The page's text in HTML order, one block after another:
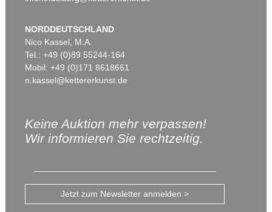
NORDDEUTSCHLAND
Nico Kassel, M.A.
Tel.: +49 (0)89 55244-164
Mobil: +49 (0)171 8618661
n.kassel@kettererkunst.de
Keine Auktion mehr verpassen!
Wir informieren Sie rechtzeitig.
Jetzt zum Newsletter anmelden >